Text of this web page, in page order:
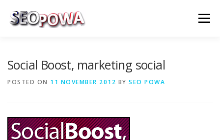
Menu
Social Boost, marketing social
POSTED ON 11 NOVEMBER 2012 BY SEO POWA